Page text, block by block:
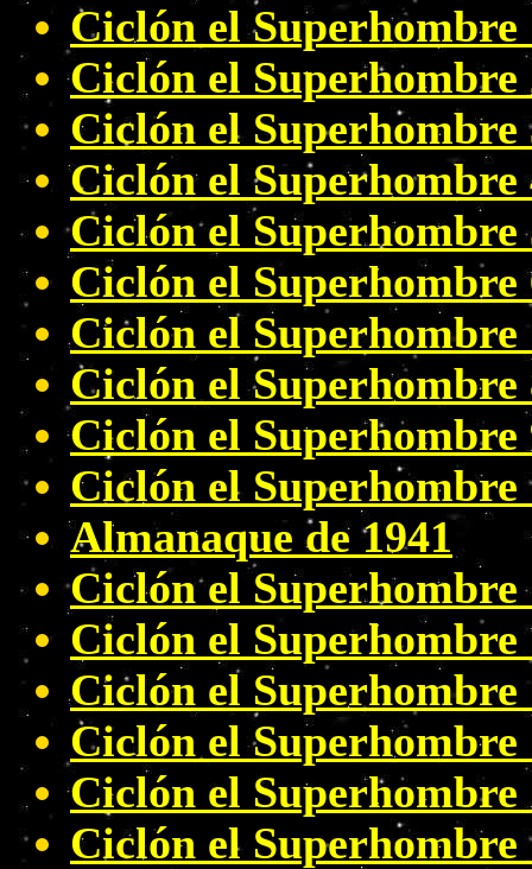
Ciclón el Superhombre
Ciclón el Superhombre
Ciclón el Superhombre
Ciclón el Superhombre
Ciclón el Superhombre
Ciclón el Superhombre
Ciclón el Superhombre
Ciclón el Superhombre
Ciclón el Superhombre
Ciclón el Superhombre
Almanaque de 1941
Ciclón el Superhombre
Ciclón el Superhombre
Ciclón el Superhombre
Ciclón el Superhombre
Ciclón el Superhombre
Ciclón el Superhombre